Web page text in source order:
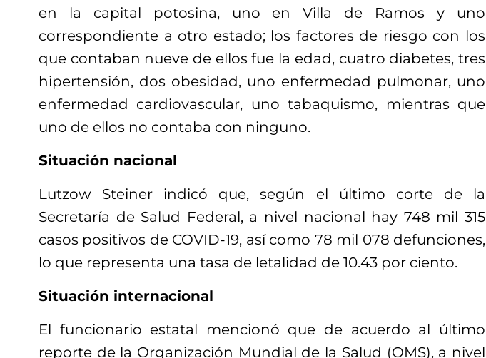
en la capital potosina, uno en Villa de Ramos y uno
correspondiente a otro estado; los factores de riesgo con los
que contaban nueve de ellos fue la edad, cuatro diabetes, tres
hipertensión, dos obesidad, uno enfermedad pulmonar, uno
enfermedad cardiovascular, uno tabaquismo, mientras que
uno de ellos no contaba con ninguno.
Situación nacional
Lutzow Steiner indicó que, según el último corte de la
Secretaría de Salud Federal, a nivel nacional hay 748 mil 315
casos positivos de COVID-19, así como 78 mil 078 defunciones,
lo que representa una tasa de letalidad de 10.43 por ciento.
Situación internacional
El funcionario estatal mencionó que de acuerdo al último
reporte de la Organización Mundial de la Salud (OMS), a nivel